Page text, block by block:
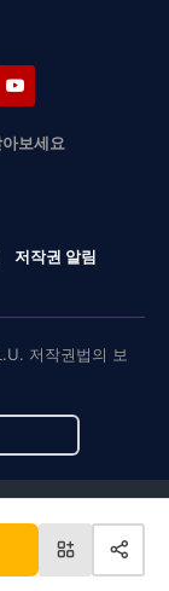
보세요
저작권 알림
저작권법의 보